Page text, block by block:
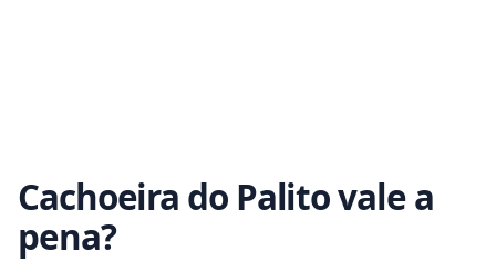
Cachoeira do Palito vale a
pena?